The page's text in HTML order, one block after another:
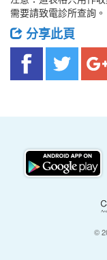
需要請致電診所查詢。
分享此頁
©